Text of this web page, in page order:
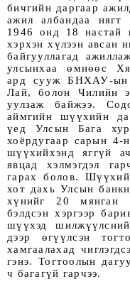
бичгийн даргаар
ажил албандаа нягт
1946 онд 18 настай
хэрхэн хүлээн авсан
байгууллагад
улсынхаа өмнөөс
ард сууж БНХАУ-ын
Лай, болон Чилийн
уулзаж байжээ.
аймгийн шүүхийн
үед Улсын Бага
хоёрдугаар сарын 4-
шүүхийхэнд яггүй
явцад хэлмэгдэл
гарах болов.
хот дахь Улсын
хүнийг 20 мянган
бэлдсэн хэргээр
шүүхэд
дээр өгүүлсэн
хамгаалахад
гэнэ. Тогтоолын
ч багагүй гарчээ.